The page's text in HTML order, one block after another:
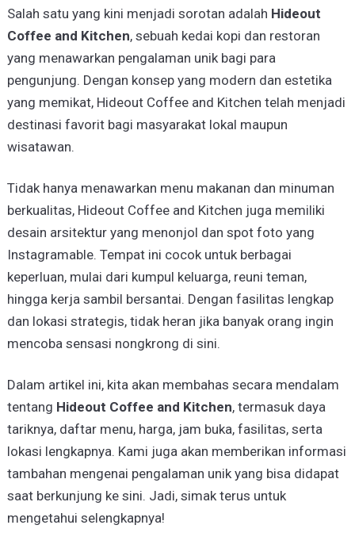
Salah satu yang kini menjadi sorotan adalah Hideout
Coffee and Kitchen, sebuah kedai kopi dan restoran
yang menawarkan pengalaman unik bagi para
pengunjung. Dengan konsep yang modern dan estetika
yang memikat, Hideout Coffee and Kitchen telah menjadi
destinasi favorit bagi masyarakat lokal maupun
wisatawan.
Tidak hanya menawarkan menu makanan dan minuman
berkualitas, Hideout Coffee and Kitchen juga memiliki
desain arsitektur yang menonjol dan spot foto yang
Instagramable. Tempat ini cocok untuk berbagai
keperluan, mulai dari kumpul keluarga, reuni teman,
hingga kerja sambil bersantai. Dengan fasilitas lengkap
dan lokasi strategis, tidak heran jika banyak orang ingin
mencoba sensasi nongkrong di sini.
Dalam artikel ini, kita akan membahas secara mendalam
tentang Hideout Coffee and Kitchen, termasuk daya
tariknya, daftar menu, harga, jam buka, fasilitas, serta
lokasi lengkapnya. Kami juga akan memberikan informasi
tambahan mengenai pengalaman unik yang bisa didapat
saat berkunjung ke sini. Jadi, simak terus untuk
mengetahui selengkapnya!